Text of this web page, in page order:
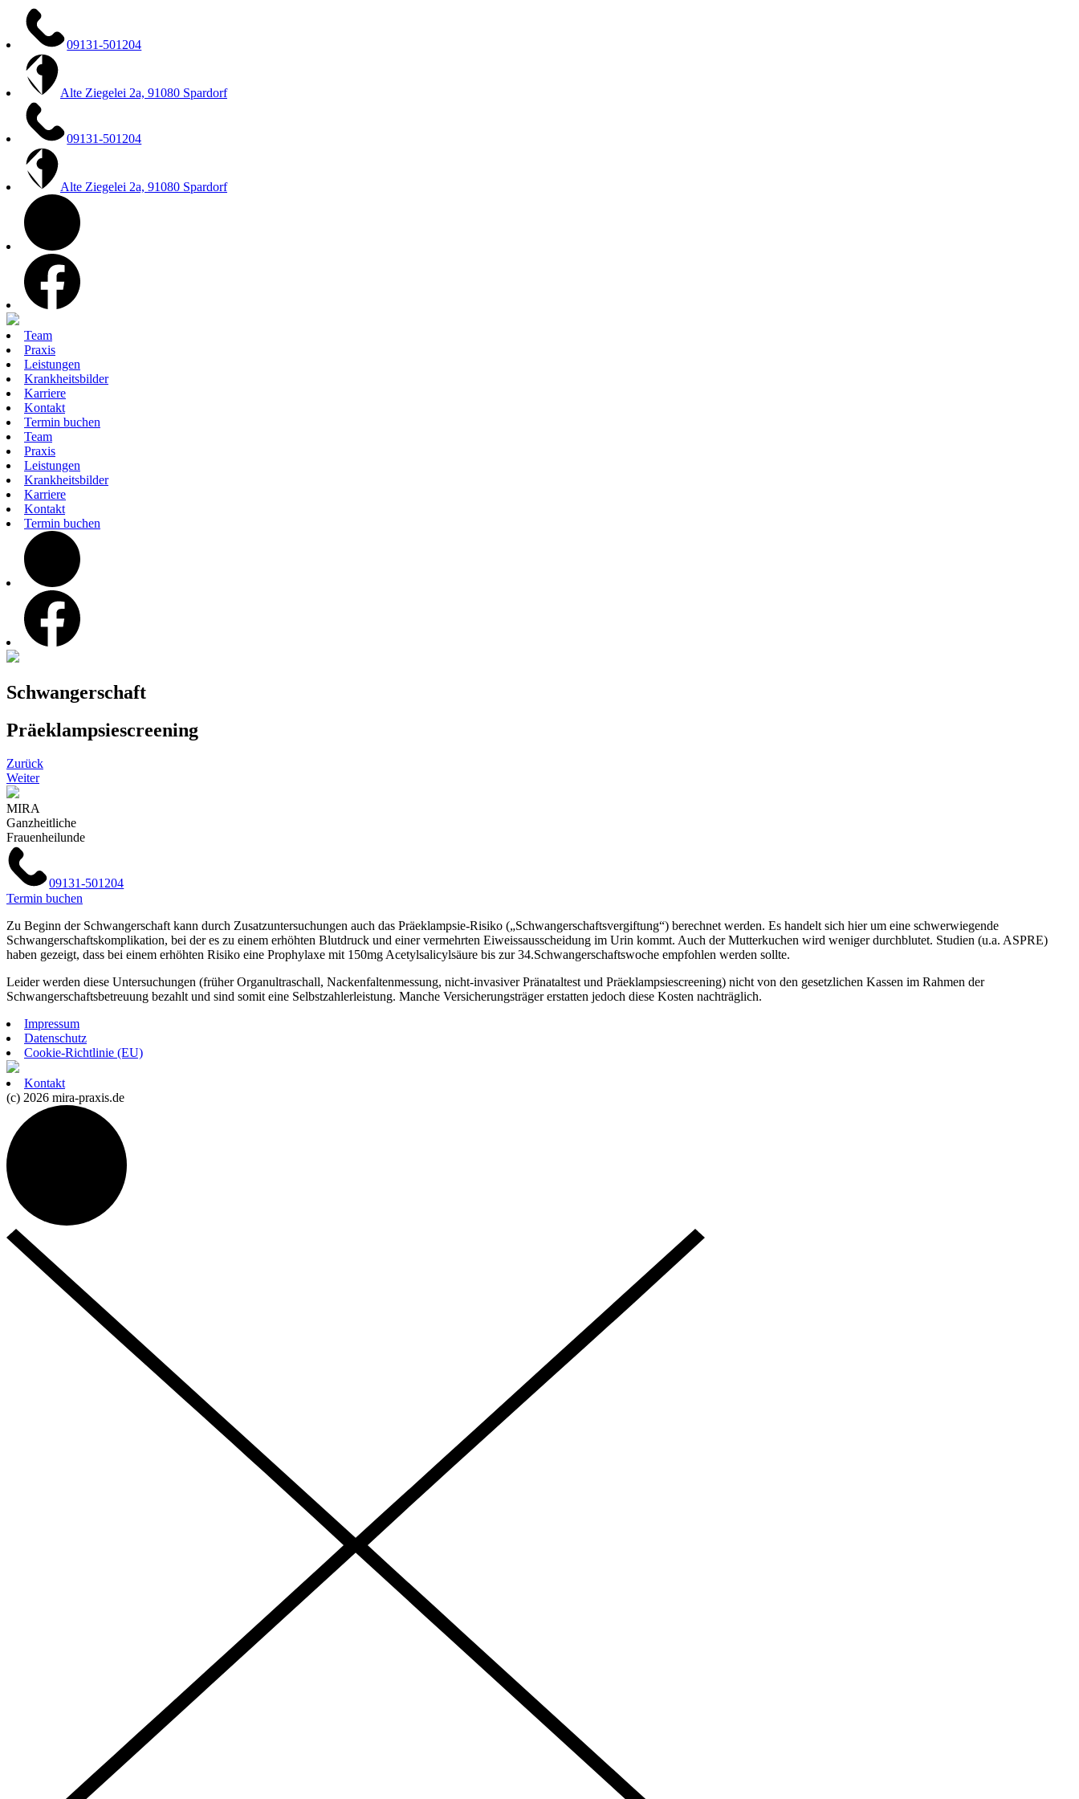
Zum
Inhalt
springen
09131-501204
Alte Ziegelei 2a, 91080 Spardorf
09131-501204
Alte Ziegelei 2a, 91080 Spardorf
instagram
facebook
Team
Praxis
Leistungen
Krankheitsbilder
Karriere
Kontakt
Termin buchen
Team
Praxis
Leistungen
Krankheitsbilder
Karriere
Kontakt
Termin buchen
instagram
facebook
Schwangerschaft
Präeklampsiescreening
Zurück
Weiter
MIRA
Ganzheitliche
Frauenheilunde
09131-501204
Termin buchen
Zu Beginn der Schwangerschaft kann durch Zusatzuntersuchungen auch das Präeklampsie-Risiko („Schwangerschaftsvergiftung“) berechnet werden. Es handelt sich hier um eine schwerwiegende
Schwangerschaftskomplikation, bei der es zu einem erhöhten Blutdruck und einer vermehrten Eiweissausscheidung im Urin kommt. Auch der Mutterkuchen wird weniger durchblutet. Studien (u.a. ASPRE)
haben gezeigt, dass bei einem erhöhten Risiko eine Prophylaxe mit 150mg Acetylsalicylsäure bis zur 34.Schwangerschaftswoche empfohlen werden sollte.
Leider werden diese Untersuchungen (früher Organultraschall, Nackenfaltenmessung, nicht-invasiver Pränataltest und Präeklampsiescreening) nicht von den gesetzlichen Kassen im Rahmen der
Schwangerschaftsbetreuung bezahlt und sind somit eine Selbstzahlerleistung. Manche Versicherungsträger erstatten jedoch diese Kosten nachträglich.
Impressum
Datenschutz
Cookie-Richtlinie (EU)
Kontakt
(c) 2026 mira-praxis.de